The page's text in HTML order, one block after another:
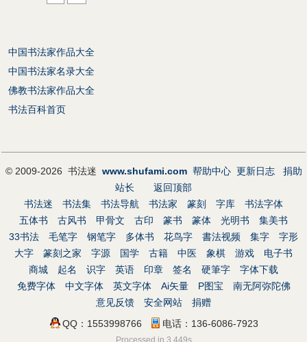
中国书法家作品大全
中国书法家名录大全
佛教书法家作品大全
书法百科首页
© 2009-2026 书法迷 www.shufami.com 帮助中心 更新日志
捐助
站长
返回顶部
书法迷
书法集 书法导航 书法家 篆刻 字库
书法字体
五体书
古风书 甲骨文 古印 篆书 篆体 光明书
集美书
33书法
毛笔字 钢笔字 多体书 花鸟字 書法视频 集字
字形
大字
篆刻之家 字源 国学 古籍 中医 象棋 游戏
电子书
商城
起名 识字 英语 印章 签名 硬筆字
字体下载
免费字体
中文字体 英文字体 Ai矢量 P图宝
南无阿弥陀佛
意见反馈
安全网站
捐赠
QQ：1553998766
电话：136-6086-7923
Processed in 3.449s